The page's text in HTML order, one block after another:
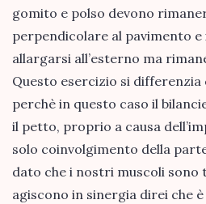
gomito e polso devono
perpendicolare al pavimento
allargarsi all’esterno ma
Questo esercizio si differenzia
perchè in questo caso il
il petto, proprio a causa
solo coinvolgimento della
dato che i nostri muscoli sono
agiscono in sinergia direi che